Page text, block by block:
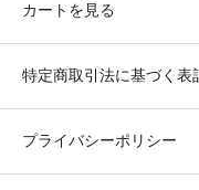
カートを見る
特定商取引法に基づく表
プライバシーポリシー